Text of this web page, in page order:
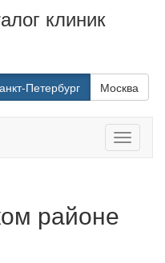
клиник
Петербург Москва
Toggle
районе